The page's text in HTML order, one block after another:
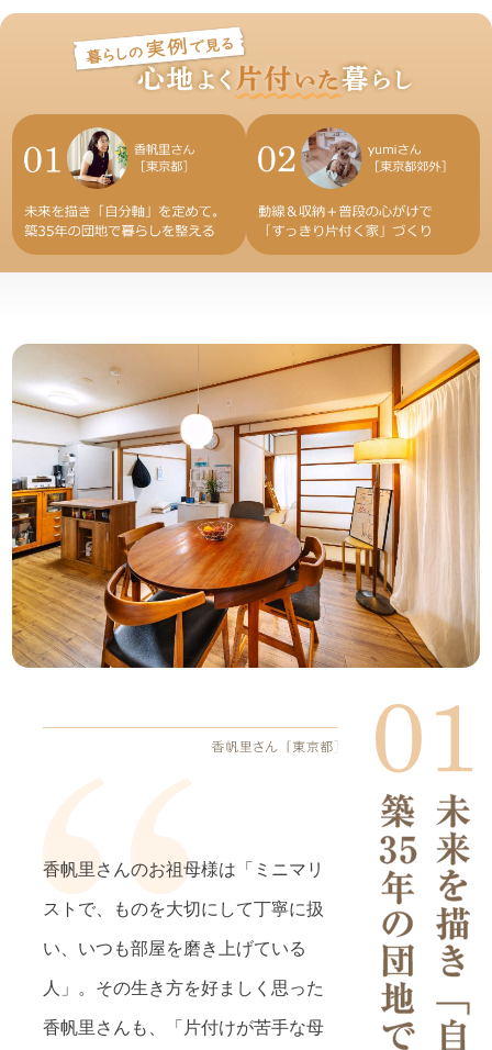
香帆里さんのお祖母様は「ミニマリ
ストで、ものを大切にして丁寧に扱
い、いつも部屋を磨き上げている
人」。その生き方を好ましく思った
香帆里さんも、「片付けが苦手な母